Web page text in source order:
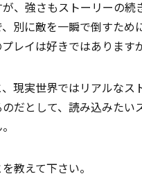
、強さもストーリーの
、別に敵を一瞬で倒すた
レイは好きではあります
現実世界ではリアルな
だとして、読み込みた
教えて下さい。